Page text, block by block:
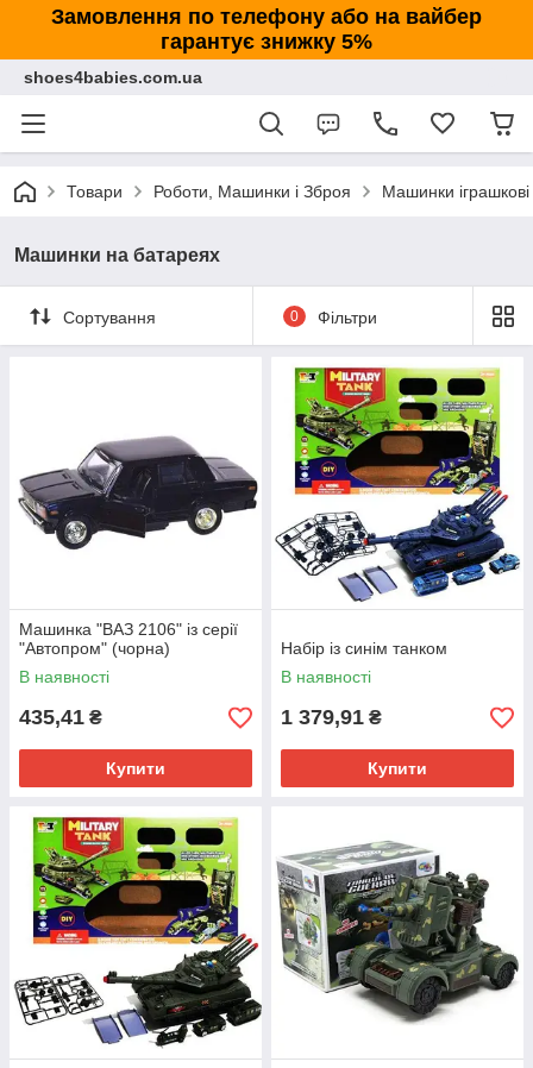
Замовлення по телефону або на вайбер
гарантує знижку 5%
shoes4babies.com.ua
Товари Роботи, Машинки і Зброя Машинки іграшкові
Машинки на батареях
Сортування 0 Фільтри
Машинка "ВАЗ 2106" із серії
"Автопром" (чорна)
В наявності
435,41 ₴
Купити
Набір із синім танком
В наявності
1 379,91 ₴
Купити